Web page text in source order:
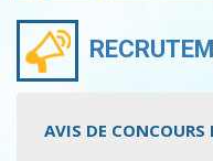
AVIS DE CONCOURS